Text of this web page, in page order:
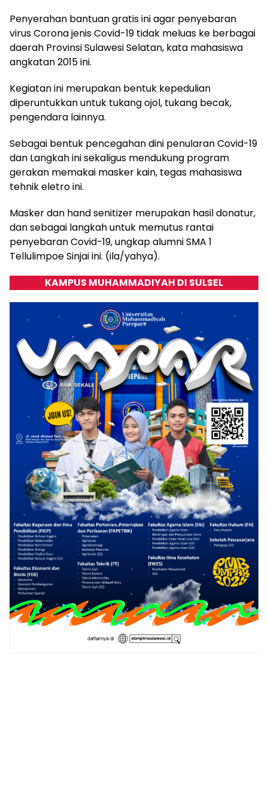
Penyerahan bantuan gratis ini agar penyebaran
virus Corona jenis Covid-19 tidak meluas ke berbagai
daerah Provinsi Sulawesi Selatan, kata mahasiswa
angkatan 2015 ini.
Kegiatan ini merupakan bentuk kepedulian
diperuntukkan untuk tukang ojol, tukang becak,
pengendara lainnya.
Sebagai bentuk pencegahan dini penularan Covid-19
dan Langkah ini sekaligus mendukung program
gerakan memakai masker kain, tegas mahasiswa
tehnik eletro ini.
Masker dan hand senitizer merupakan hasil donatur,
dan sebagai langkah untuk memutus rantai
penyebaran Covid-19, ungkap alumni SMA 1
Tellulimpoe Sinjai ini. (ila/yahya).
KAMPUS MUHAMMADIYAH DI SULSEL